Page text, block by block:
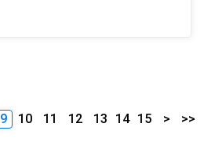
9 10 11 12 13 14 15 > >>